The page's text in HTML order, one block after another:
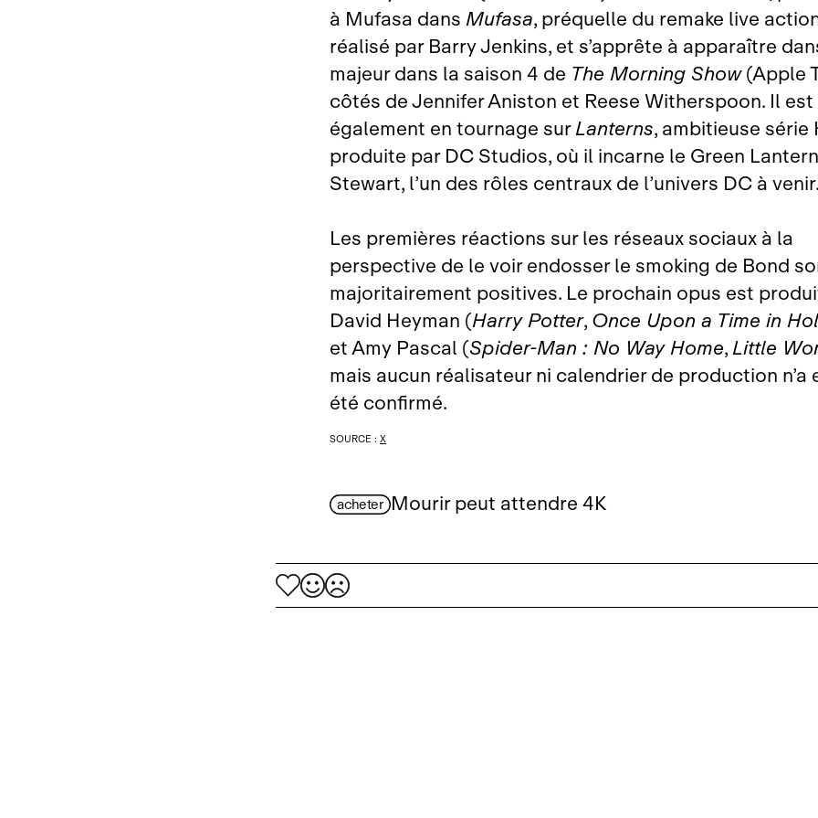
à Mufasa dansMufasa, préquelle du remake live
réalisé par Barry Jenkins, et s’apprête à apparaître
majeur dans la saison 4 de The Morning Show(Apple
côtés de Jennifer Aniston et Reese Witherspoon. Il est
également en tournage surLanterns, ambitieuse série
produite par DC Studios, où il incarne le Green
Stewart, l’un des rôles centraux de l’univers DC à venir.
Les premières réactions sur les réseaux sociaux à la
perspective de le voir endosser le smoking de Bond
majoritairement positives. Le prochain opus est
David Heyman (Harry Potter,Once Upon a Time in
et Amy Pascal (Spider‑Man : No Way Home,Little
mais aucun réalisateur ni calendrier de production n’a
été confirmé.
SOURCE :X
acheter Mourir peut attendre 4K